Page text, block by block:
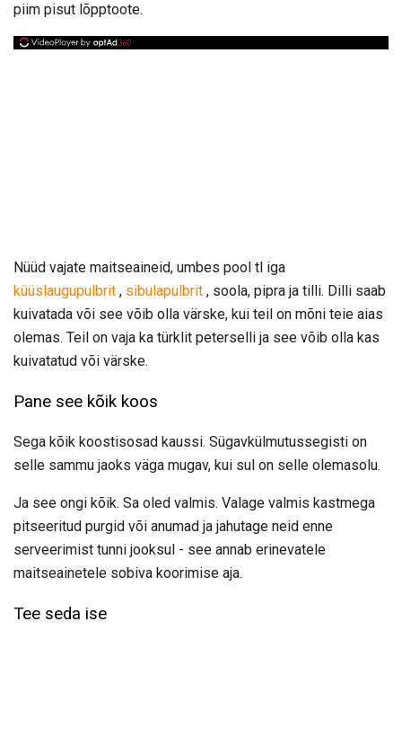
piim pisut lõpptoote.
Nüüd vajate maitseaineid, umbes pool tl iga
küüslaugupulbrit , sibulapulbrit , soola, pipra ja tilli. Dilli saab
kuivatada või see võib olla värske, kui teil on mõni teie aias
olemas. Teil on vaja ka türklit peterselli ja see võib olla kas
kuivatatud või värske.
Pane see kõik koos
Sega kõik koostisosad kaussi. Sügavkülmutussegisti on
selle sammu jaoks väga mugav, kui sul on selle olemasolu.
Ja see ongi kõik. Sa oled valmis. Valage valmis kastmega
pitseeritud purgid või anumad ja jahutage neid enne
serveerimist tunni jooksul - see annab erinevatele
maitseainetele sobiva koorimise aja.
Tee seda ise